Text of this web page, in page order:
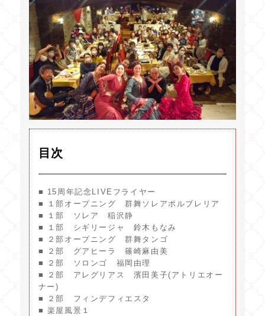
目次
■ 15周年記念LIVEフライヤー
■ １部オープニング 群舞ソレアポルブレリア
■ １部 ソレア 稲沢静
■ １部 シギリージャ 鈴木もなみ
■ ２部オープニング 群舞タンゴ
■ ２部 グアヒーラ 篠崎麻由美
■ ２部 ソロンゴ 福岡由理
■ ２部 アレグリアス 濱田美子(アトリエオー
ナー)
■ ２部 フィンデフィエスタ
■ 楽屋風景１